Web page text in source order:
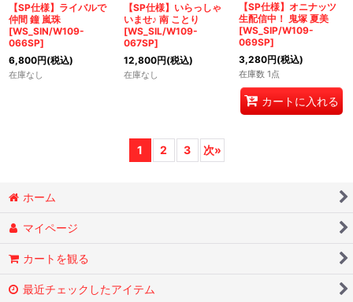
【SP仕様】ライバルで
仲間 鐘 嵐珠
[WS_SIN/W109-
066SP]
6,800円(税込)
在庫なし
【SP仕様】いらっしゃ
いませ♪ 南 ことり
[WS_SIL/W109-
067SP]
12,800円(税込)
在庫なし
【SP仕様】オニナッツ
生配信中！ 鬼塚 夏美
[WS_SIP/W109-
069SP]
3,280円(税込)
在庫数 1点
カートに入れる
1 2 3 次»
ホーム
マイページ
カートを観る
最近チェックしたアイテム